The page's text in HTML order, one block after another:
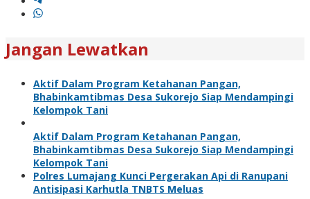
Jangan Lewatkan
Aktif Dalam Program Ketahanan Pangan,
Bhabinkamtibmas Desa Sukorejo Siap Mendampingi
Kelompok Tani
Aktif Dalam Program Ketahanan Pangan,
Bhabinkamtibmas Desa Sukorejo Siap Mendampingi
Kelompok Tani
Polres Lumajang Kunci Pergerakan Api di Ranupani
Antisipasi Karhutla TNBTS Meluas